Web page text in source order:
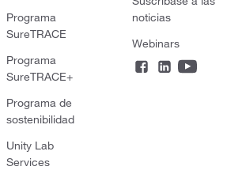
Programa
SureTRACE
Programa
SureTRACE+
Programa de
sostenibilidad
Unity Lab
Services
noticias
Webinars